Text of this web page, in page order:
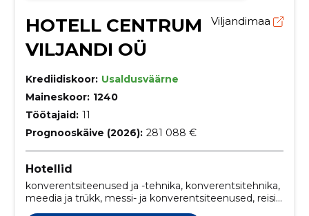
HOTELL CENTRUM
VILJANDI OÜ
Viljandimaa
Krediidiskoor: Usaldusväärne
Maineskoor: 1240
Töötajaid: 11
Prognooskäive (2026): 281 088 €
Hotellid
konverentsiteenused ja -tehnika, konverentsitehnika,
meedia ja trükk, messi- ja konverentsiteenused, reisi-
ja puhkusteenused, reisimine ja matkamine, Hotellid,